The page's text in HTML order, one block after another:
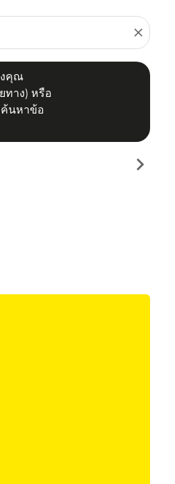
close
งคุณ
ทาง) หรือ
ค้นหาข้อ
chevron_right